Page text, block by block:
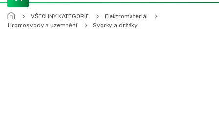
VŠECHNY KATEGORIE
Elektromateriál
Hromosvody a uzemnění
Svorky a držáky